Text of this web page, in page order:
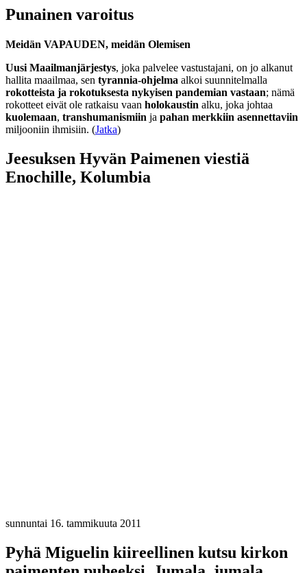
Punainen varoitus
Meidän VAPAUDEN, meidän Olemisen
Uusi Maailmanjärjestys, joka palvelee vastustajani, on jo alkanut
hallita maailmaa, sen tyrannia-ohjelma alkoi suunnitelmalla
rokotteista ja rokotuksesta nykyisen pandemian vastaan; nämä
rokotteet eivät ole ratkaisu vaan holokaustin alku, joka johtaa
kuolemaan, transhumanismiin ja pahan merkkiin asennettaviin
miljooniin ihmisiin. (Jatka)
Jeesuksen Hyvän Paimenen viestiä
Enochille, Kolumbia
sunnuntai 16. tammikuuta 2011
Pyhä Miguelin kiireellinen kutsu kirkon